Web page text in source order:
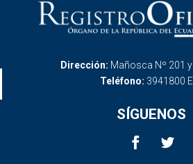
Dirección: Mañosca Nº 201
Teléfono: 3941800
SÍGUENOS